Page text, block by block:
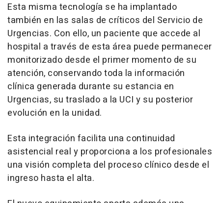
Esta misma tecnología se ha implantado
también en las salas de críticos del Servicio de
Urgencias. Con ello, un paciente que accede al
hospital a través de esta área puede permanecer
monitorizado desde el primer momento de su
atención, conservando toda la información
clínica generada durante su estancia en
Urgencias, su traslado a la UCI y su posterior
evolución en la unidad.
Esta integración facilita una continuidad
asistencial real y proporciona a los profesionales
una visión completa del proceso clínico desde el
ingreso hasta el alta.